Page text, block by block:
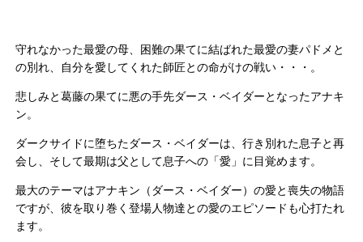
守れなかった最愛の母、困難の果てに結ばれた最愛の妻パドメと
の別れ、自分を愛してくれた師匠との命がけの戦い・・・。
悲しみと葛藤の果てに悪の手先ダース・ベイダーとなったアナキ
ン。
ダークサイドに堕ちたダース・ベイダーは、行き別れた息子と再
会し、そして最期は父として息子への「愛」に目覚めます。
最大のテーマはアナキン（ダース・ベイダー）の愛と喪失の物語
ですが、彼を取り巻く登場人物達との愛のエピソードも心打たれ
ます。